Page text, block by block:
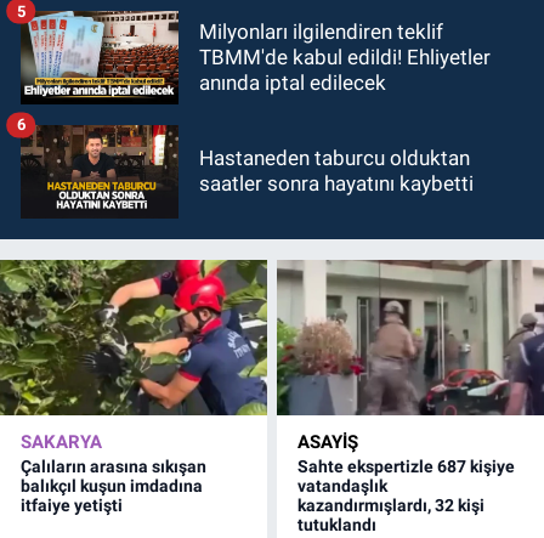
Milyonları ilgilendiren teklif
TBMM'de kabul edildi! Ehliyetler
anında iptal edilecek
5
Hastaneden taburcu olduktan
saatler sonra hayatını kaybetti
6
SAKARYA
Çalıların arasına sıkışan
balıkçıl kuşun imdadına
itfaiye yetişti
ASAYİŞ
Sahte ekspertizle 687 kişiye
vatandaşlık
kazandırmışlardı, 32 kişi
tutuklandı